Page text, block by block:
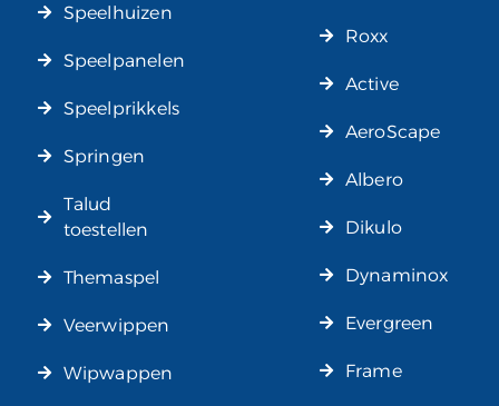
Speelhuizen
Speelpanelen
Speelprikkels
Springen
Talud
toestellen
Themaspel
Veerwippen
Wipwappen
Roxx
Active
AeroScape
Albero
Dikulo
Dynaminox
Evergreen
Frame